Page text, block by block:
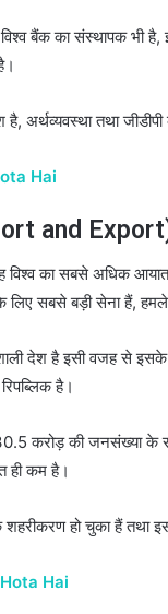
बैंक का संस्थापक भी है,
अर्थव्यवस्था तथा
Hai
and
का सबसे अधिक आयात
सबसे बड़ी सेना हैं,
देश है इसी वजह से
है।
करोड़ की जनसंख्या के
ही कम है।
हो चुका हैं तथा
Hai